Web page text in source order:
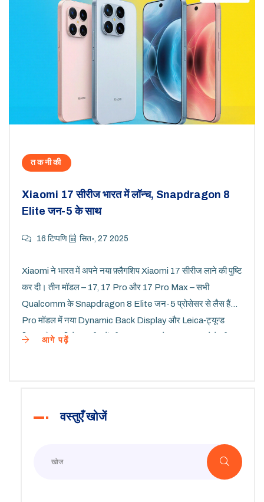
तकनीकी
Xiaomi 17 सीरीज भारत में लॉन्च, Snapdragon 8
Elite जन-5 के साथ
16 टिप्पणि सित॰, 27 2025
Xiaomi ने भारत में अपने नया फ़्लैगशिप Xiaomi 17 सीरीज लाने की पुष्टि
कर दी। तीन मॉडल – 17, 17 Pro और 17 Pro Max – सभी
Qualcomm के Snapdragon 8 Elite जन-5 प्रोसेसर से लैस हैं।
Pro मॉडल में नया Dynamic Back Display और Leica‑ट्यून्ड
ट्रिपल कैमरा मिलेगा। चीन में कीमत 56 हज़ार से 74 हज़ार रुपये के बीच
आगे पढ़ें
वस्तुएँ खोजें